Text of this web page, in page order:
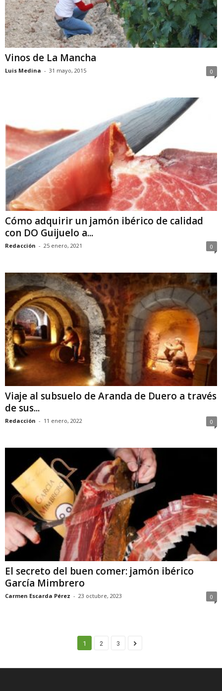
Vinos de La Mancha
Luis Medina - 31 mayo, 2015 0
Cómo adquirir un jamón ibérico de calidad
con DO Guijuelo a...
Redacción - 25 enero, 2021 0
Viaje al subsuelo de Aranda de Duero a través
de sus...
Redacción - 11 enero, 2022 0
El secreto del buen comer: jamón ibérico
García Mimbrero
Carmen Escarda Pérez - 23 octubre, 2023 0
1 2 3